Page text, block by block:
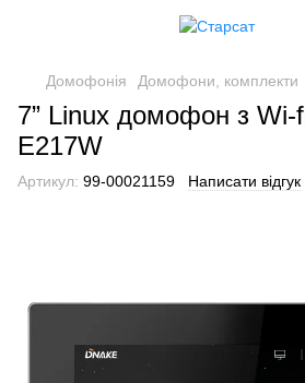
Домофонія Домофони, комплекти
7” Linux домофон з Wi-
E217W
Артикул: 99-00021159 Написати відгук